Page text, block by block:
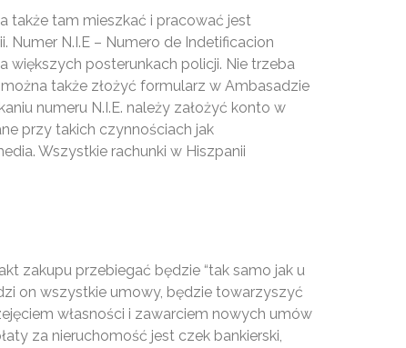
także tam mieszkać i pracować jest
Numer N.I.E – Numero de Indetificacion
większych posterunkach policji. Nie trzeba
także złożyć formularz w Ambasadzie
numeru N.I.E. należy założyć konto w
przy takich czynnościach jak
Wszystkie rachunki w Hiszpanii
zakupu przebiegać będzie “tak samo jak u
on wszystkie umowy, będzie towarzyszyć
własności i zawarciem nowych umów
za nieruchomość jest czek bankierski,